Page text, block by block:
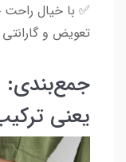
تعویض و گارانتی
یعنی